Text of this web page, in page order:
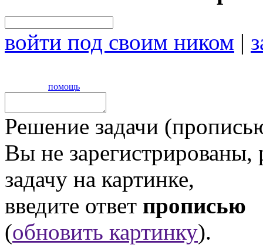
войти под своим ником |
помощь
Решение задачи
Вы не
задачу на картинке,
введите ответ прописью
(обновить картинку).